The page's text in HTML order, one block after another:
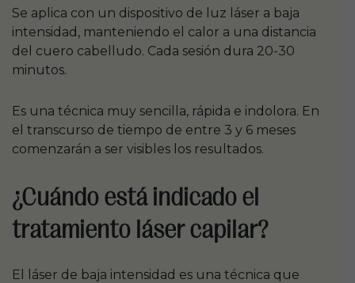
Se aplica con un dispositivo de luz láser a baja
intensidad, manteniendo el calor a una distancia
del cuero cabelludo. Cada sesión dura 20-30
minutos.
Es una técnica muy sencilla, rápida e indolora. En
el transcurso de tiempo de entre 3 y 6 meses
comenzarán a ser visibles los resultados.
¿Cuándo está indicado el
tratamiento láser capilar?
El láser de baja intensidad es una técnica que